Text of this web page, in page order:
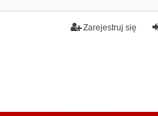
Zarejestruj się